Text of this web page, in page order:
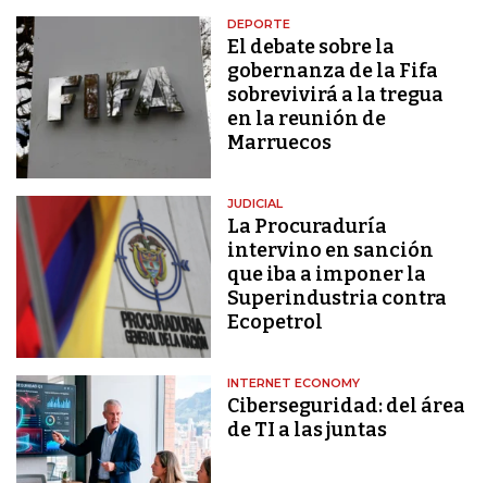
DEPORTE
El debate sobre la
gobernanza de la Fifa
sobrevivirá a la tregua
en la reunión de
Marruecos
JUDICIAL
La Procuraduría
intervino en sanción
que iba a imponer la
Superindustria contra
Ecopetrol
INTERNET ECONOMY
Ciberseguridad: del área
de TI a las juntas